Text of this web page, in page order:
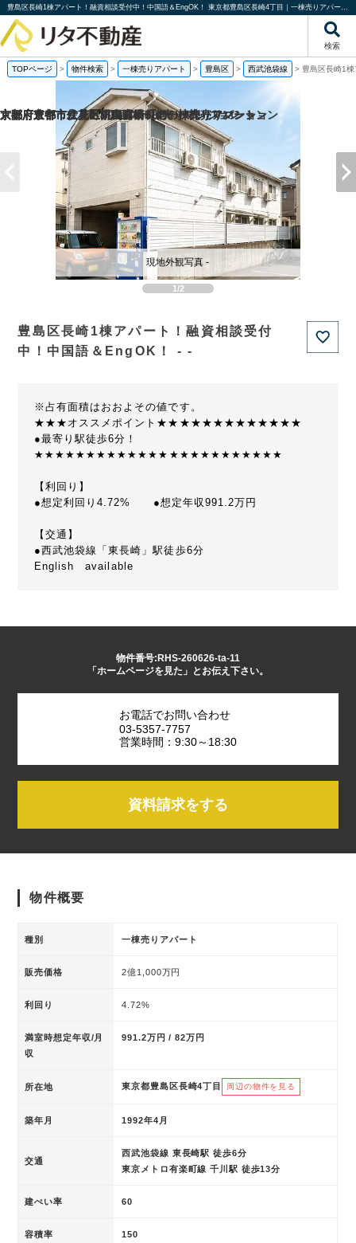
豊島区長崎1棟アパート！融資相談受付中！中国語＆EngOK！ 東京都豊島区長崎4丁目｜一棟売りアパート｜投資物件や収益物件｜株式会社リタ不動産
検索
TOPページ > 物件検索 > 一棟売りアパート > 豊島区 > 西武池袋線 > 豊島区長崎1
1/2
現地外観写真 -
豊島区長崎1棟アパート！融資相談受付
中！中国語＆EngOK！ - -
※占有面積はおおよその値です。
★★★オススメポイント★★★★★★★★★★★★★
●最寄り駅徒歩6分！
★★★★★★★★★★★★★★★★★★★★★★★★
【利回り】
●想定利回り4.72% ●想定年収991.2万円
【交通】
●西武池袋線「東長崎」駅徒歩6分
English available
物件番号:RHS-260626-ta-11
「ホームページを見た」とお伝え下さい。
お電話でお問い合わせ
03-5357-7757
営業時間：9:30～18:30
資料請求をする
物件概要
種別 一棟売りアパート
販売価格 2億1,000万円
利回り 4.72%
満室時想定年収/月
収
991.2万円 / 82万円
所在地 東京都豊島区長崎4丁目 周辺の物件を見る
築年月 1992年4月
交通
西武池袋線 東長崎駅 徒歩6分
東京メトロ有楽町線 千川駅 徒歩13分
建ぺい率 60
容積率 150
京都府京都市伏見区桃山町泰長老の一棟売りマンション
京都府京都市伏見区向島津田町の一棟売りマンション
京都府京都市左京区下鴨宮崎町の一棟売りアパート
大阪府豊中市立花町1丁目の一棟売りマンション